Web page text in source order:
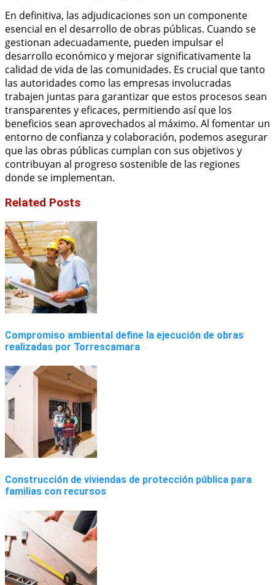
En definitiva, las adjudicaciones son un componente
esencial en el desarrollo de obras públicas. Cuando se
gestionan adecuadamente, pueden impulsar el
desarrollo económico y mejorar significativamente la
calidad de vida de las comunidades. Es crucial que tanto
las autoridades como las empresas involucradas
trabajen juntas para garantizar que estos procesos sean
transparentes y eficaces, permitiendo así que los
beneficios sean aprovechados al máximo. Al fomentar un
entorno de confianza y colaboración, podemos asegurar
que las obras públicas cumplan con sus objetivos y
contribuyan al progreso sostenible de las regiones
donde se implementan.
Related Posts
Compromiso ambiental define la ejecución de obras
realizadas por Torrescamara
Construcción de viviendas de protección pública para
familias con recursos